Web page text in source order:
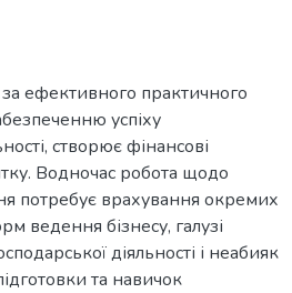
ефективного практичного
успіху
створює фінансові
Водночас робота щодо
потребує врахування окремих
ведення бізнесу, галузі
діяльності і неабияк
та навичок